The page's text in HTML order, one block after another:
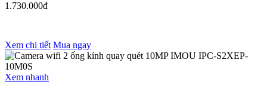
1.730.000đ
Xem chi tiết Mua ngay
Xem nhanh